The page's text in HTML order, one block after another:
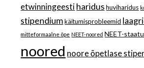
etwinningeestiharidus huviharidus
stipendium käitumisprobleemid
mitteformaalne õpe NEET-noored NEET-
noored noore õpetlase